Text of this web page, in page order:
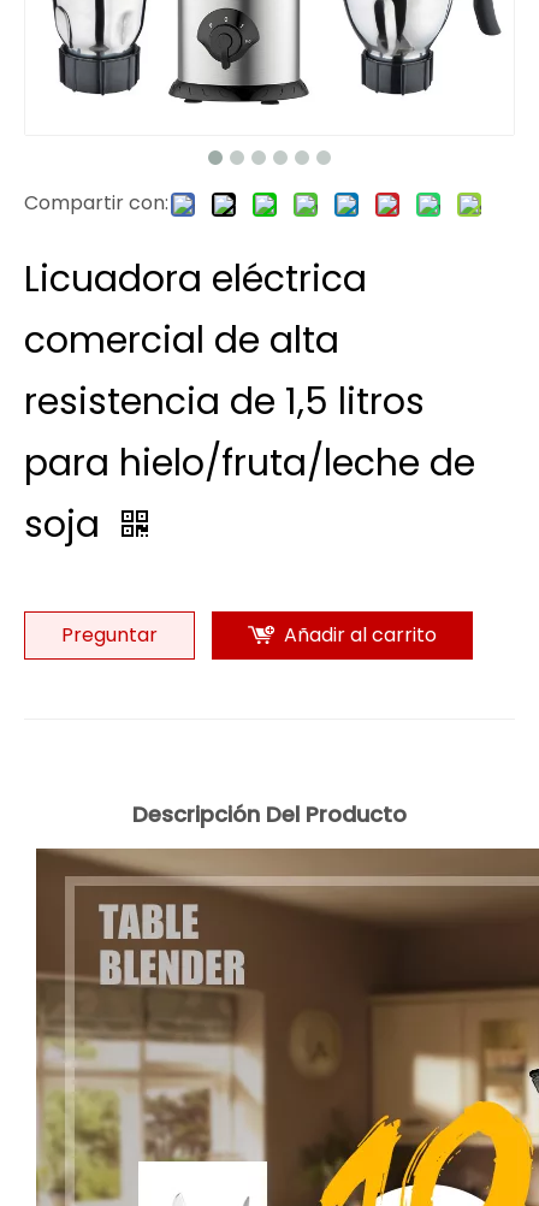
Compartir con:
Licuadora eléctrica
comercial de alta
resistencia de 1,5 litros
para hielo/fruta/leche de
soja
Preguntar Añadir al carrito
Descripción Del Producto